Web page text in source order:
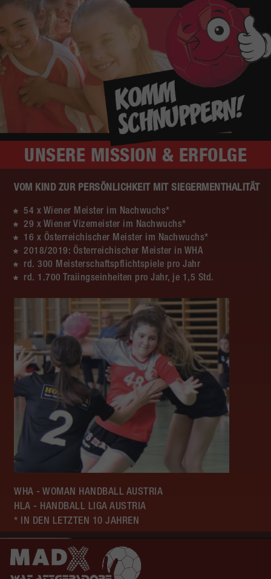
UNSERE MISSION & ERFOLGE
VOM KIND ZUR PERSÖNLICHKEIT MIT SIEGERMENTHALITÄT
54 x Wiener Meister im Nachwuchs*
29 x Wiener Vizemeister im Nachwuchs*
16 x Österreichischer Meister im Nachwuchs*
2018/2019: Österreichischer Meister in WHA
rd. 300 Meisterschaftspflichtspiele pro Jahr
rd. 1.700 Traiingseinheiten pro Jahr, je 1,5 Std.
WHA - WOMAN HANDBALL AUSTRIA
HLA - HANDBALL LIGA AUSTRIA
* IN DEN LETZTEN 10 JAHREN